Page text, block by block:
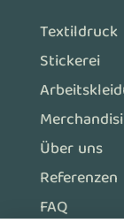
Textildruck
Stickerei
Über uns
Referenzen
FAQ